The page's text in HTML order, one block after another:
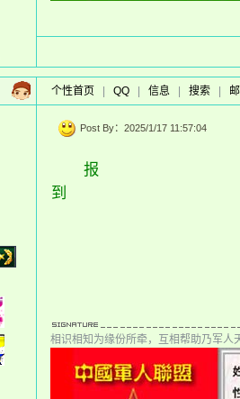
个性首页 QQ 信息 搜索
Post By：2025/1/17 11:57:04
报
到
相识相知为缘份所牵，互相帮助乃军人